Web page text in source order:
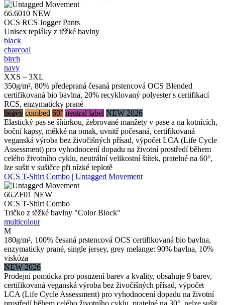
66.6010 NEW
OCS RCS Jogger Pants
Unisex tepláky z těžké bavlny
black
charcoal
birch
navy
XXS – 3XL
350g/m², 80% předepraná česaná prstencová OCS Blended
certifikovaná bio bavlna, 20% recyklovaný polyester s certifikací
RCS, enzymaticky prané
heavy combed 60° neutral label NEW 2026
Elastický pas se šňůrkou, žebrované manžety v pase a na kotnících,
boční kapsy, měkké na omak, uvnitř počesaná, certifikovaná
veganská výroba bez živočišných přísad, výpočet LCA (Life Cycle
Assessment) pro vyhodnocení dopadu na životní prostředí během
celého životního cyklu, neutrální velikostní štítek, pratelné na 60°,
lze sušit v sušičce při nízké teplotě
OCS T-Shirt Combo | Untagged Movement
66.ZF01 NEW
OCS T-Shirt Combo
Tričko z těžké bavlny "Color Block"
multicolour
M
180g/m², 100% česaná prstencová OCS certifikovaná bio bavlna,
enzymaticky prané, single jersey, grey melange: 90% bavlna, 10%
viskóza
NEW 2026
Prodejní pomůcka pro posuzení barev a kvality, obsahuje 9 barev,
certifikovaná veganská výroba bez živočišných přísad, výpočet
LCA (Life Cycle Assessment) pro vyhodnocení dopadu na životní
prostředí během celého životního cyklu, pratelné na 30°, nelze sušit